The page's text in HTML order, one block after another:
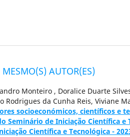
AUTOR(ES)
Monteiro , Doralice Duarte
Rodrigues da Cunha Reis, Viviane
socioeconómicos, científicos e
Seminário de Iniciação Científica e
Científica e Tecnológica -